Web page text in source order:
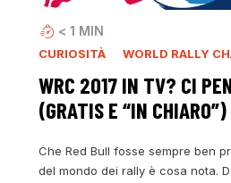
< 1 MIN
CURIOSITÀ WORLD RALLY
WRC 2017 IN TV? CI
(GRATIS E “IN CHIARO”)
Che Red Bull fosse sempre ben
del mondo dei rally è cosa nota.